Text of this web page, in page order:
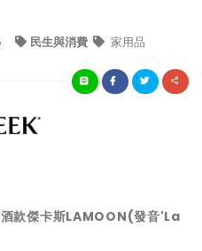
民生與消費 家用品
款傑卡斯LAMOON(發音'La